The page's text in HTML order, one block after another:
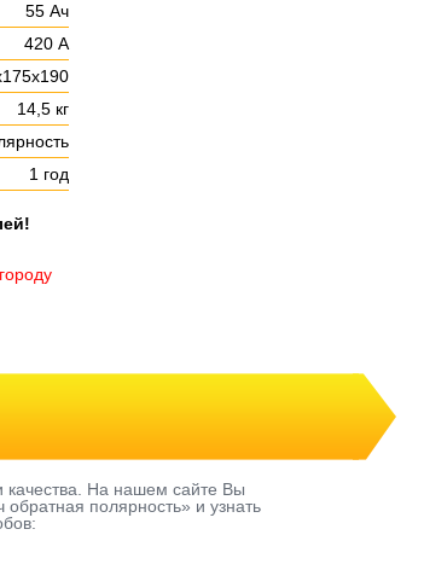
55 Ач
420 А
14,5 кг
1 год
качества. На нашем сайте Вы
полярность» и узнать